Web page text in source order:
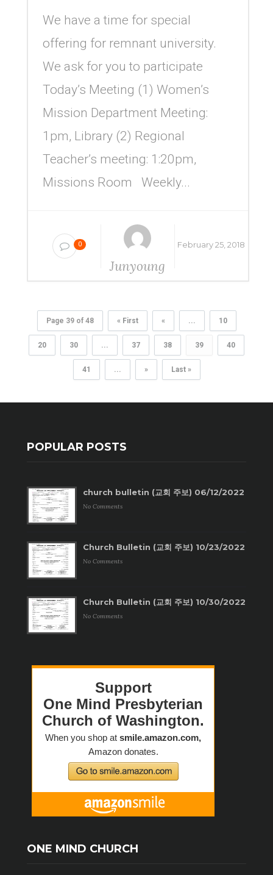
We have a time for special
offering for remnant university.
We ask for you to participate
Today’s Meeting (1) Women’s
Mission Department Meeting:
1pm, Library (2) Regional
Teacher’s meeting: 1:20pm,
Missions Room Weekly...
0
Junyoung
February 25, 2018
Page 39 of 48 « First « ... 10
20 30 ... 37 38 39 40
41 ... » Last »
POPULAR POSTS
church bulletin (교회 주보) 06/12/2022
No Comments
Church Bulletin (교회 주보) 10/23/2022
No Comments
Church Bulletin (교회 주보) 10/30/2022
No Comments
ONE MIND CHURCH